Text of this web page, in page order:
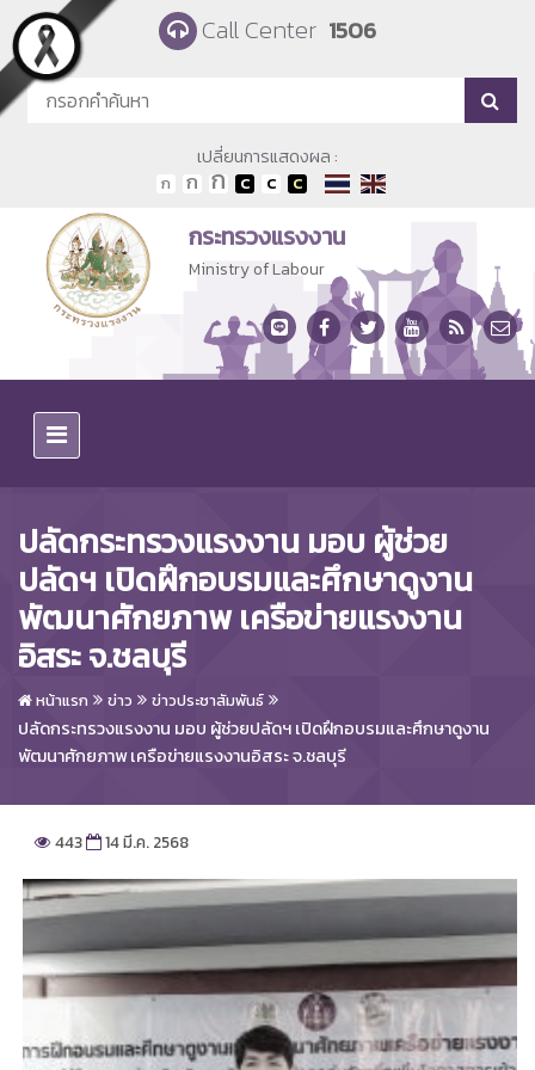
Skip to main content Call Center 1506
เปลี่ยนการแสดงผล :
กระทรวงแรงงาน
Ministry of Labour
ปลัดกระทรวงแรงงาน มอบ ผู้ช่วย
ปลัดฯ เปิดฝึกอบรมและศึกษาดูงาน
พัฒนาศักยภาพ เครือข่ายแรงงาน
อิสระ จ.ชลบุรี
หน้าแรก ข่าว ข่าวประชาสัมพันธ์
ปลัดกระทรวงแรงงาน มอบ ผู้ช่วยปลัดฯ เปิดฝึกอบรมและศึกษาดูงาน
พัฒนาศักยภาพ เครือข่ายแรงงานอิสระ จ.ชลบุรี
443 14 มี.ค. 2568